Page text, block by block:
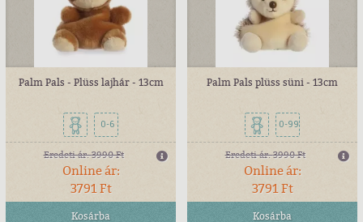
Palm Pals - Plüss lajhár - 13cm
0-6
Eredeti ár:3990 Ft
Online ár:
3791 Ft
Kosárba
Palm Pals plüss süni - 13cm
0-99
Eredeti ár:3990 Ft
Online ár:
3791 Ft
Kosárba